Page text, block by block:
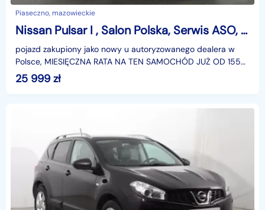
Piaseczno, mazowieckie
Nissan Pulsar I , Salon Polska, Serwis ASO, Klima, Tempomat
pojazd zakupiony jako nowy u autoryzowanego dealera w
Polsce, MIESIĘCZNA RATA NA TEN SAMOCHÓD JUŻ OD 155
PLN*Podana w ogłoszeniu lokalizacja pojazdu jest aktua
25 999 zł